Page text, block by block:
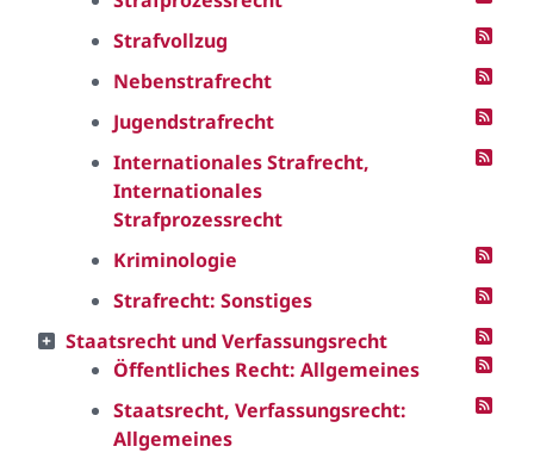
Strafvollzug
Nebenstrafrecht
Jugendstrafrecht
Internationales Strafrecht,
Internationales
Strafprozessrecht
Kriminologie
Strafrecht: Sonstiges
Staatsrecht und Verfassungsrecht
Öffentliches Recht: Allgemeines
Staatsrecht, Verfassungsrecht:
Allgemeines